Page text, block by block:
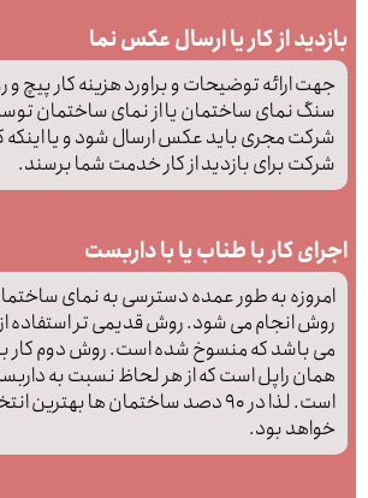
بازدید از کار یا ارسال عکس نما
جهت ارائه توضیحات و براورد هزینه کار پیچ و
سنگ نمای ساختمان یا از نمای ساختمان
شرکت مجری باید عکس ارسال شود و یا اینکه
شرکت برای بازدید از کار خدمت شما برسند.
اجرای کار با طناب یا با داربست
امروزه به طور عمده دسترسی به نمای
روش انجام می شود. روش قدیمی تر استفاده
می باشد که منسوخ شده است. روش دوم کار
همان راپل است که از هر لحاظ نسبت به
است. لذا در 90 دصد ساختمان ها بهترین
خواهد بود.